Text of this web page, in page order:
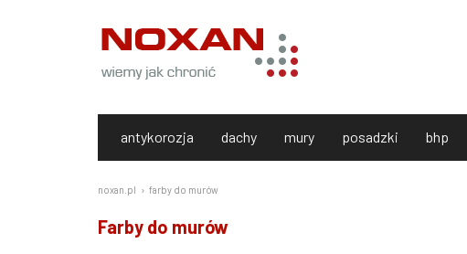
antykorozja dachy mury posadzki bhp
noxan.pl farby do murów
Farby do murów